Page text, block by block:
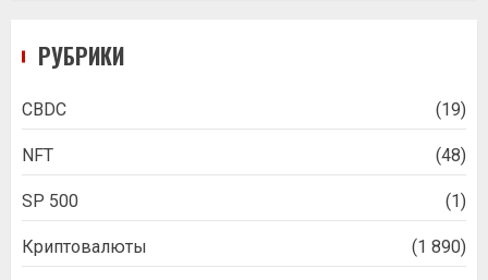
РУБРИКИ
CBDC (19)
NFT (48)
SP 500 (1)
Криптовалюты (1 890)